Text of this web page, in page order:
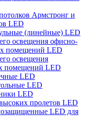
Армстронг и
LED
(линейные) LED
освещения офисно-
помещений LED
освещения
помещений LED
LED
LED
LED
пролетов LED
LED для